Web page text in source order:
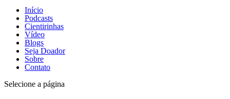
Início
Podcasts
Cientirinhas
Vídeo
Blogs
Seja Doador
Sobre
Contato
Selecione a página